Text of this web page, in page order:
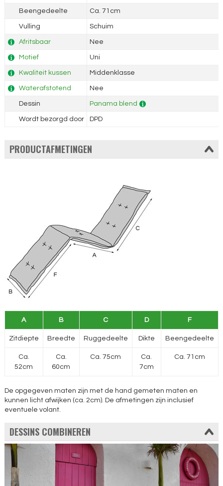
Beengedeelte Ca. 71cm
Vulling Schuim
Afritsbaar Nee
Motief Uni
Kwaliteit kussen Middenklasse
Waterafstotend Nee
Dessin Panama blend
Wordt bezorgd door DPD
PRODUCTAFMETINGEN
A B C D F
Zitdiepte Breedte Ruggedeelte Dikte Beengedeelte
Ca.
52cm
Ca.
60cm
Ca. 75cm
Ca.
7cm
Ca. 71cm
De opgegeven maten zijn met de hand gemeten maten en
kunnen licht afwijken (ca. 2cm). De afmetingen zijn inclusief
eventuele volant.
DESSINS COMBINEREN